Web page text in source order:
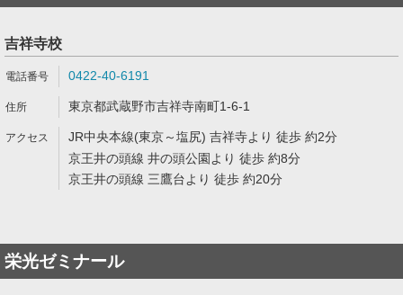
吉祥寺校
0422-40-6191
東京都武蔵野市吉祥寺南町1-6-1
JR中央本線(東京～塩尻) 吉祥寺より 徒歩 約2分
京王井の頭線 井の頭公園より 徒歩 約8分
京王井の頭線 三鷹台より 徒歩 約20分
栄光ゼミナール